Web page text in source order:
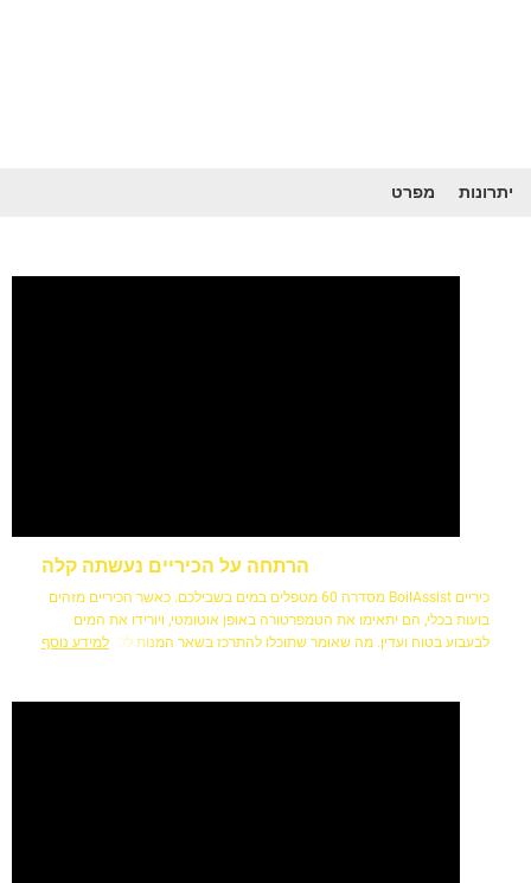
יתרונות מפרט
הרתחה על הכיריים נעשתה קלה
כיריים BoilAssist מסדרה 60 מטפלים במים בשבילכם. כאשר הכיריים מזהים
בועות בכלי, הם יתאימו את הטמפרטורה באופן אוטומטי, ויורידו את המים
לבעבוע בטוח ועדין. מה שאומר שתוכלו להתרכז בשאר המנות ללא הסחת
למידע נוסף